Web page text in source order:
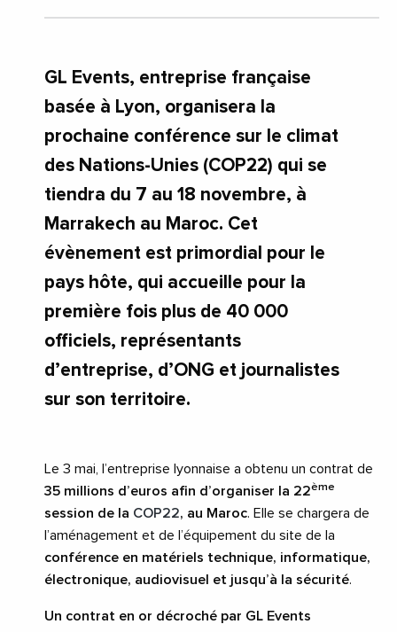
GL Events, entreprise française
basée à Lyon, organisera la
prochaine conférence sur le climat
des Nations-Unies (COP22) qui se
tiendra du 7 au 18 novembre, à
Marrakech au Maroc. Cet
évènement est primordial pour le
pays hôte, qui accueille pour la
première fois plus de 40 000
officiels, représentants
d’entreprise, d’ONG et journalistes
sur son territoire.
Le 3 mai, l’entreprise lyonnaise a obtenu un contrat de
35 millions d’euros afin d’organiser la 22ème
session de la COP22, au Maroc. Elle se chargera de
l’aménagement et de l’équipement du site de la
conférence en matériels technique, informatique,
électronique, audiovisuel et jusqu’à la sécurité.
Un contrat en or décroché par GL Events